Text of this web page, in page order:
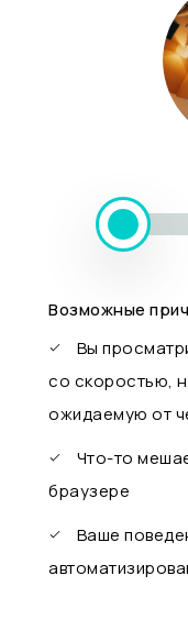
Возможные
Вы
со скоростью,
ожидаемую от
Что-то
браузере
Ваше